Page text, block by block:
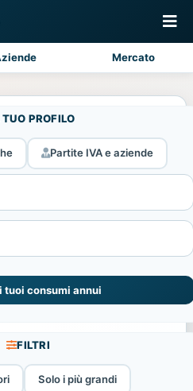
Mercato
TUO PROFILO
Partite IVA e aziende
tuoi consumi annui
FILTRI
Solo i più grandi